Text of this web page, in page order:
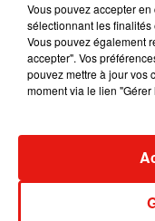
Vous pouvez accepter
sélectionnant les finalités
Vous pouvez également
accepter". Vos
pouvez mettre à jour vos
moment via le lien